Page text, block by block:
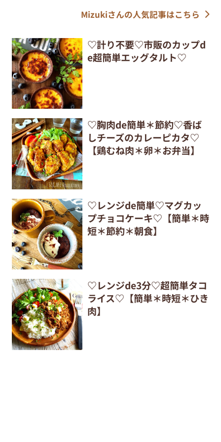
Mizukiさんの人気記事はこちら
♡計り不要♡市販のカップd
e超簡単エッグタルト♡
♡胸肉de簡単＊節約♡香ば
しチーズのカレーピカタ♡
【鶏むね肉＊卵＊お弁当】
♡レンジde簡単♡マグカッ
プチョコケーキ♡【簡単＊時
短＊節約＊朝食】
♡レンジde3分♡超簡単タコ
ライス♡【簡単＊時短＊ひき
肉】